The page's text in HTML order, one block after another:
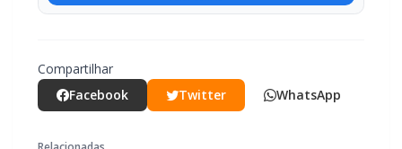
cuidado em afeto e celebra os 100 anos da